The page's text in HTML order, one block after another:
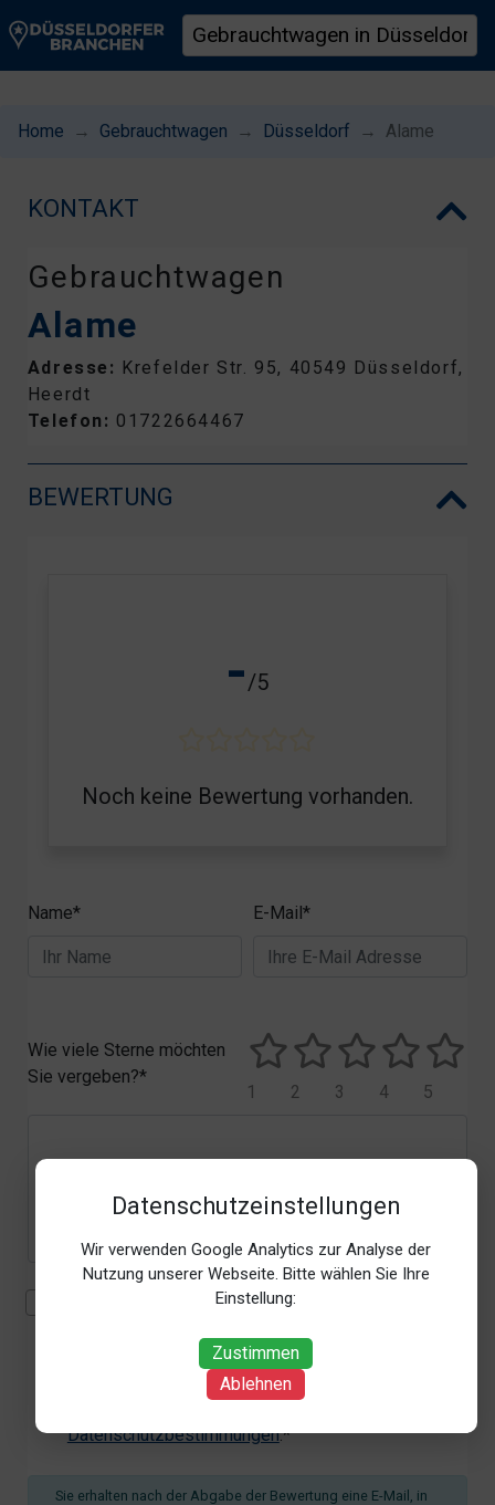
Datenschutzeinstellungen
Wir verwenden Google Analytics zur Analyse der
Nutzung unserer Webseite. Bitte wählen Sie Ihre
Einstellung:
Zustimmen
Ablehnen
Home Gebrauchtwagen Düsseldorf Alame
KONTAKT
Gebrauchtwagen
Alame
Adresse: Krefelder Str. 95, 40549 Düsseldorf,
Heerdt
Telefon: 01722664467
BEWERTUNG
-/5
Noch keine Bewertung vorhanden.
Name* E-Mail*
Wie viele Sterne möchten
Sie vergeben?*
5
4
3
2
1
Mit der Erhebung, Verarbeitung und Nutzung meiner
Uhrzeit der Bewertungsabgabe, Referrer-URL) zum
Zweck der Bewertung erkläre ich mich
Datenschutzbestimmungen.*
Sie erhalten nach der Abgabe der Bewertung eine E-Mail, in